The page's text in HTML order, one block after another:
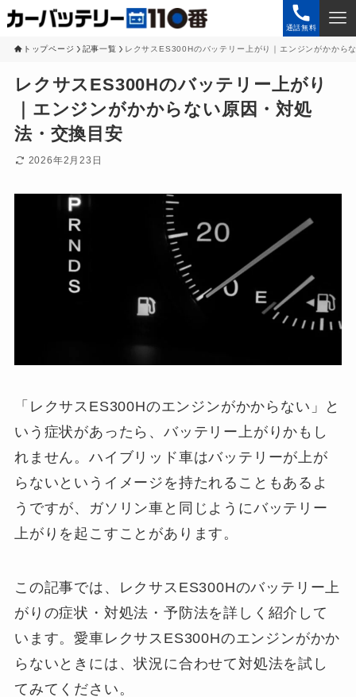
通話無料
トップページ 記事一覧 レクサスES300Hのバッテリー上がり｜エンジンがかから
レクサスES300Hのバッテリー上がり
｜エンジンがかからない原因・対処
法・交換目安
2026年2月23日
「レクサスES300Hのエンジンがかからない」と
いう症状があったら、バッテリー上がりかもし
れません。ハイブリッド車はバッテリーが上が
らないというイメージを持たれることもあるよ
うですが、ガソリン車と同じようにバッテリー
上がりを起こすことがあります。
この記事では、レクサスES300Hのバッテリー上
がりの症状・対処法・予防法を詳しく紹介して
います。愛車レクサスES300Hのエンジンがかか
らないときには、状況に合わせて対処法を試し
てみてください。